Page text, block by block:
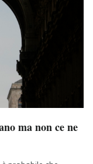
ma non ce ne